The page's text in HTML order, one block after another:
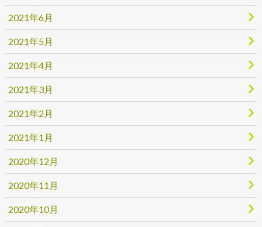
2021年6月
2021年5月
2021年4月
2021年3月
2021年2月
2021年1月
2020年12月
2020年11月
2020年10月